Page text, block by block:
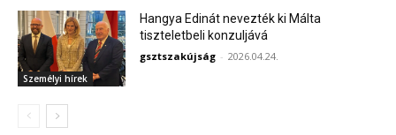
Személyi hírek
Hangya Edinát nevezték ki Málta
tiszteletbeli konzuljává
gsztszakújság - 2026.04.24.